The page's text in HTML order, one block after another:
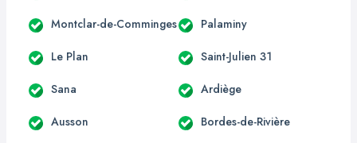
Montclar-de-Comminges Palaminy
Le Plan Saint-Julien 31
Sana Ardiège
Ausson Bordes-de-Rivière